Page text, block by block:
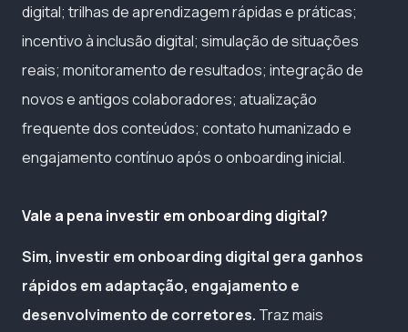
digital; trilhas de aprendizagem rápidas e práticas;
incentivo à inclusão digital; simulação de situações
reais; monitoramento de resultados; integração de
novos e antigos colaboradores; atualização
frequente dos conteúdos; contato humanizado e
engajamento contínuo após o onboarding inicial.
Vale a pena investir em onboarding digital?
Sim, investir em onboarding digital gera ganhos
rápidos em adaptação, engajamento e
desenvolvimento de corretores. Traz mais